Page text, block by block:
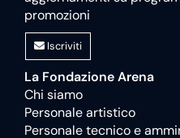
promozioni
Iscriviti
La Fondazione Arena
Chi siamo
Personale artistico
Personale tecnico e